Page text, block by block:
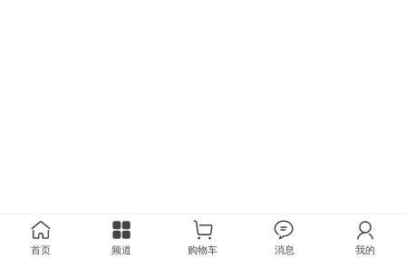
首页 频道 购物车 消息 我的